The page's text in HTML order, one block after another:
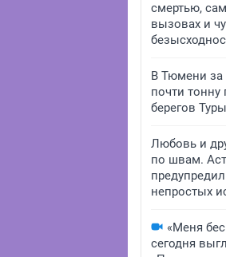
смертью,
вызовах и
В Тюмени за
почти
берегов Туры
Любовь и
по швам.
непростых
«Меня
сегодня